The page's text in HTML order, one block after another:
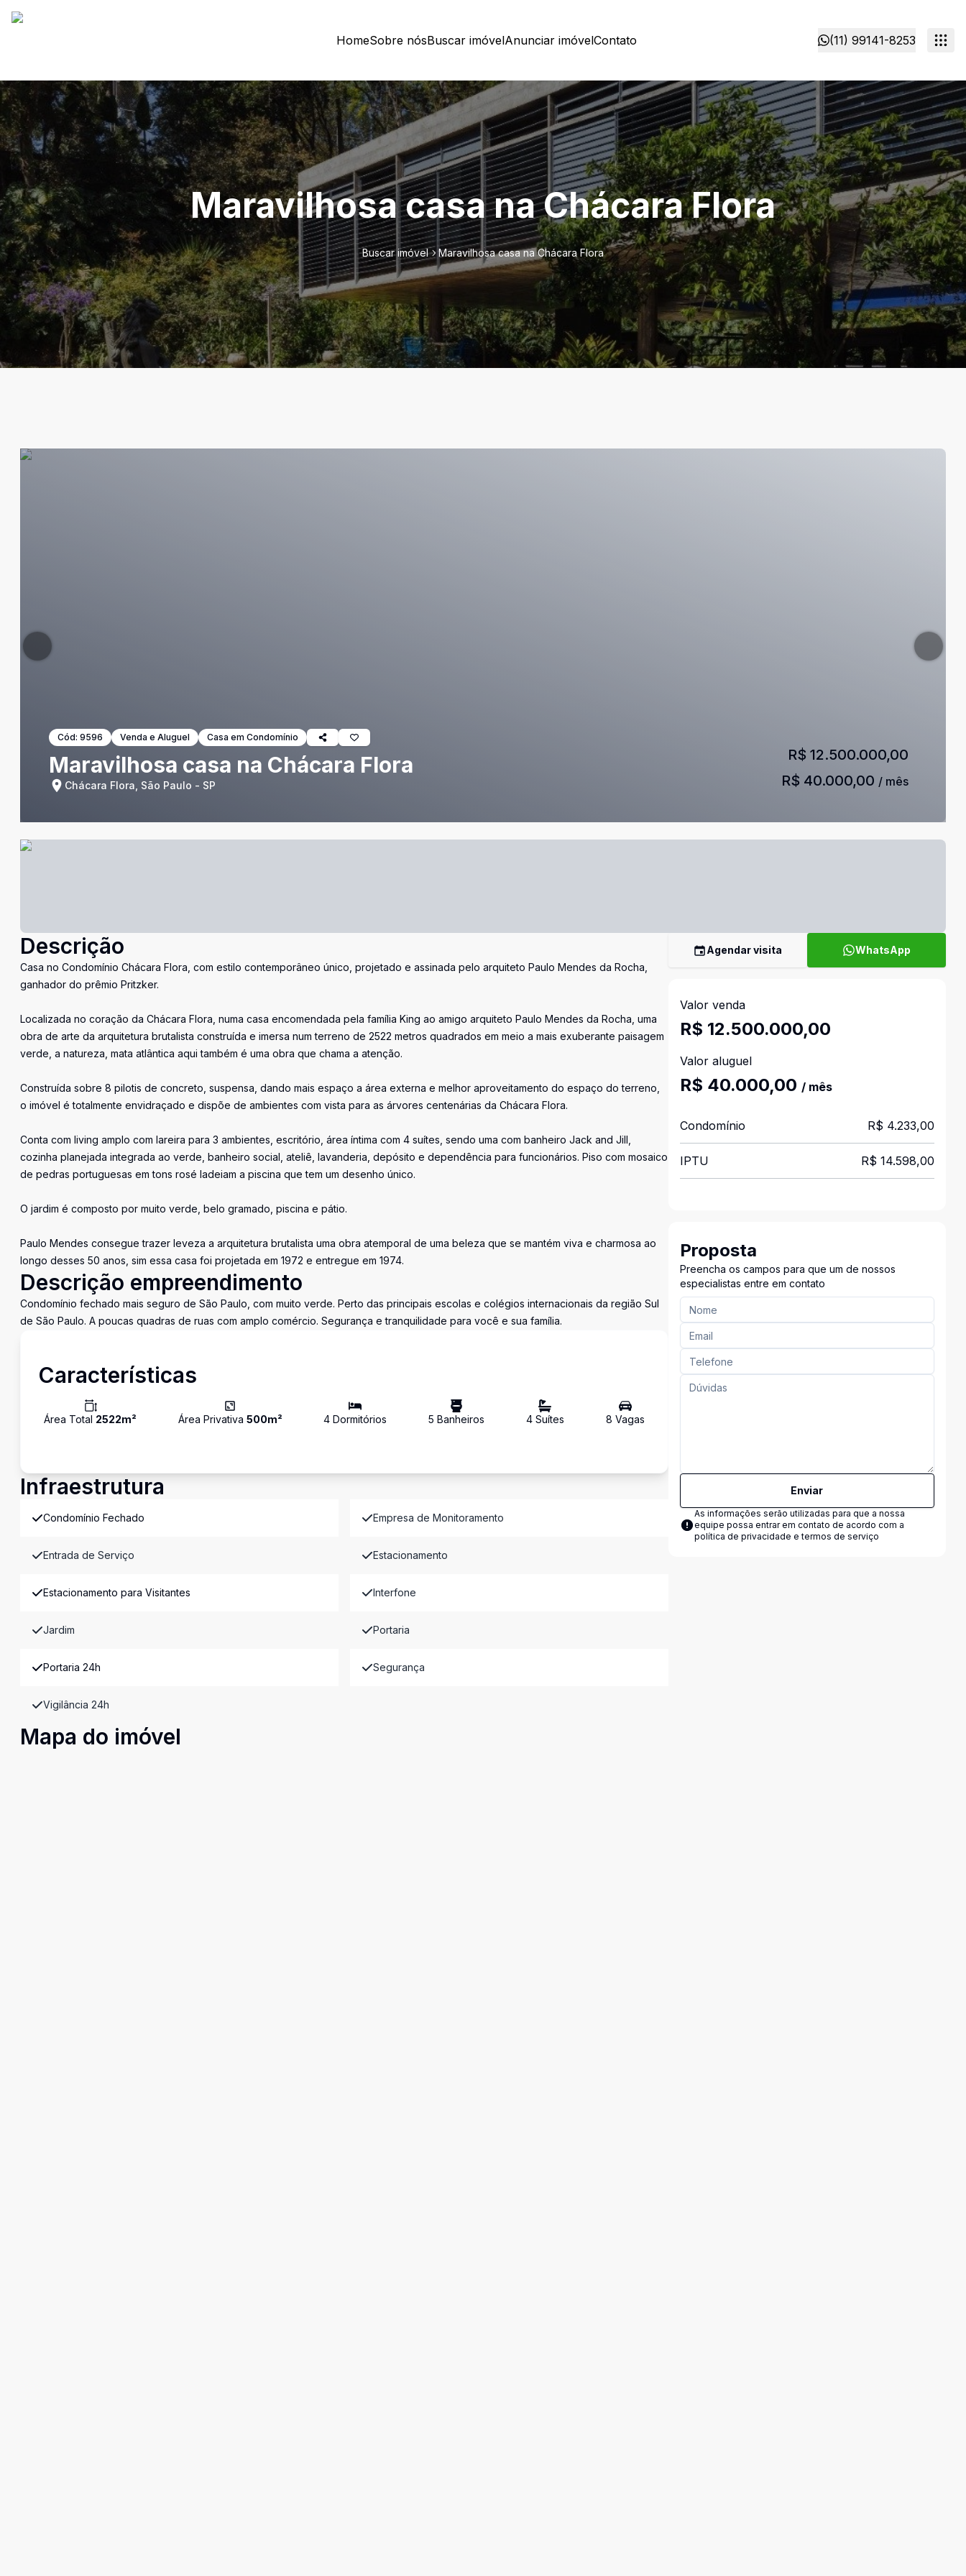
HomeSobre nósBuscar imóvelAnunciar imóvelContato (11) 99141-8253
Maravilhosa casa na Chácara Flora
Buscar imóvel Maravilhosa casa na Chácara Flora
Cód: 9596 Venda e Aluguel Casa em Condomínio
Maravilhosa casa na Chácara Flora
Chácara Flora, São Paulo - SP
R$ 12.500.000,00
R$ 40.000,00 / mês
Descrição
Casa no Condomínio Chácara Flora, com estilo contemporâneo único, projetado e assinada pelo arquiteto Paulo Mendes da Rocha,
ganhador do prêmio Pritzker.
Localizada no coração da Chácara Flora, numa casa encomendada pela família King ao amigo arquiteto Paulo Mendes da Rocha, uma
obra de arte da arquitetura brutalista construída e imersa num terreno de 2522 metros quadrados em meio a mais exuberante paisagem
verde, a natureza, mata atlântica aqui também é uma obra que chama a atenção.
Construída sobre 8 pilotis de concreto, suspensa, dando mais espaço a área externa e melhor aproveitamento do espaço do terreno,
o imóvel é totalmente envidraçado e dispõe de ambientes com vista para as árvores centenárias da Chácara Flora.
Conta com living amplo com lareira para 3 ambientes, escritório, área íntima com 4 suítes, sendo uma com banheiro Jack and Jill,
cozinha planejada integrada ao verde, banheiro social, ateliê, lavanderia, depósito e dependência para funcionários. Piso com mosaico
de pedras portuguesas em tons rosé ladeiam a piscina que tem um desenho único.
O jardim é composto por muito verde, belo gramado, piscina e pátio.
Paulo Mendes consegue trazer leveza a arquitetura brutalista uma obra atemporal de uma beleza que se mantém viva e charmosa ao
longo desses 50 anos, sim essa casa foi projetada em 1972 e entregue em 1974.
Descrição empreendimento
Condomínio fechado mais seguro de São Paulo, com muito verde. Perto das principais escolas e colégios internacionais da região Sul
de São Paulo. A poucas quadras de ruas com amplo comércio. Segurança e tranquilidade para você e sua família.
Características
Área Total 2522m² Área Privativa 500m² 4 Dormitórios 5 Banheiros 4Suítes 8 Vagas
Infraestrutura
Condomínio Fechado Empresa de Monitoramento
Entrada de Serviço Estacionamento
Estacionamento para Visitantes Interfone
Jardim Portaria
Portaria 24h Segurança
Vigilância 24h
Mapa do imóvel
Agendar visita WhatsApp
Valor venda
R$ 12.500.000,00
Valor aluguel
R$ 40.000,00 / mês
Condomínio R$ 4.233,00
IPTU R$ 14.598,00
Proposta
Preencha os campos para que um de nossos
especialistas entre em contato
Enviar
As informações serão utilizadas para que a nossa
equipe possa entrar em contato de acordo com a
política de privacidade e termos de serviço